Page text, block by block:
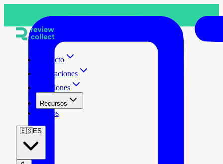
Producto
Integraciones
Soluciones
Recursos
Precios
🇪🇸ES